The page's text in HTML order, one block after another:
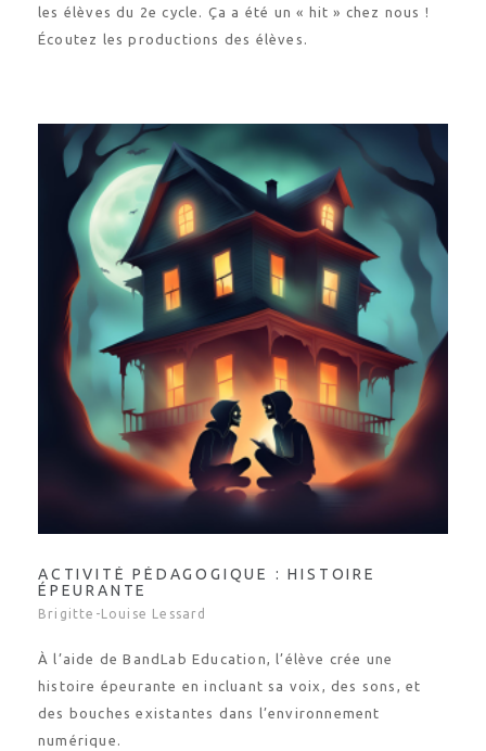
Écoutez les productions des élèves.
ÉPEURANTE
Brigitte-Louise Lessard
histoire épeurante en incluant sa voix, des sons, et
des bouches existantes dans l’environnement
numérique.